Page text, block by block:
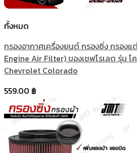
ทั้งหมด
กรองอากาศเครื่องยนต์ กรองซิ่ง กรอง
Engine Air Filter) ของเชฟโรเลต รุ่น โ
Chevrolet Colorado
559.00 ฿